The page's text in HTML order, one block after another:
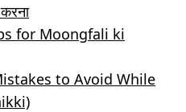
for Moongfali ki
to Avoid While